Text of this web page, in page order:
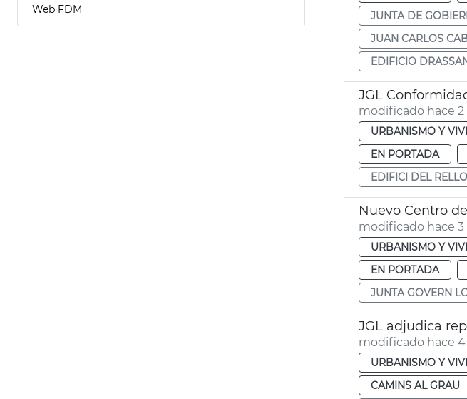
Web FDM
JUNTA DE
JUAN CARLOS
EDIFICIO
JGL
modificado hace 2
URBANISMO Y
EN PORTADA
EDIFICI DEL
Nuevo Centro
modificado hace 3
URBANISMO Y
EN PORTADA
JUNTA GOVERN
JGL adjudica
modificado hace
URBANISMO Y
CAMINS AL GRAU